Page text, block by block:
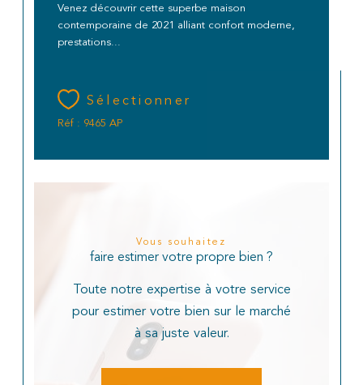
Venez découvrir cette superbe maison
contemporaine de 2021 alliant confort moderne,
prestations...
Sélectionner
Réf : 9465 AP
Vous souhaitez
faire estimer votre propre bien ?
Toute notre expertise à votre service
pour estimer votre bien sur le marché
à sa juste valeur.